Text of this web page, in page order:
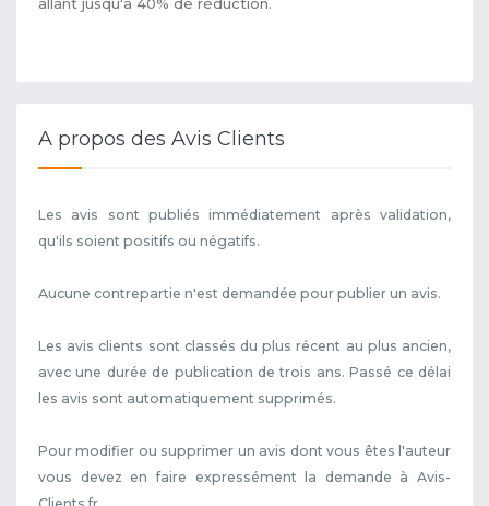
A propos des Avis Clients
Les avis sont publiés immédiatement après validation,
qu'ils soient positifs ou négatifs.
Aucune contrepartie n'est demandée pour publier un avis.
Les avis clients sont classés du plus récent au plus ancien,
avec une durée de publication de trois ans. Passé ce délai
les avis sont automatiquement supprimés.
Pour modifier ou supprimer un avis dont vous êtes l'auteur
vous devez en faire expressément la demande à Avis-